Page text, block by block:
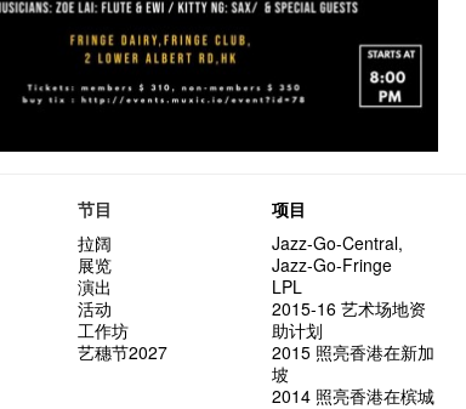
节目
拉阔
展览
演出
活动
工作坊
艺穗节2027
项目
Jazz-Go-Central,
Jazz-Go-Fringe
LPL
2015-16 艺术场地资
助计划
2015 照亮香港在新加
坡
2014 照亮香港在槟城